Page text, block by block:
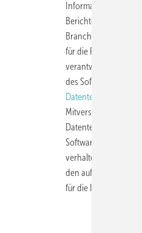
Informationen, die
Berichterstattung -
Branche
für die Probleme des
verantwortlich sein
des Softwarehauses
Datentechnik GmbH
Mitverschulden an
Datentechnik zu
Softwarehaus selbst
verhalten und war -
den aufgetretenen
für die IT-Probleme